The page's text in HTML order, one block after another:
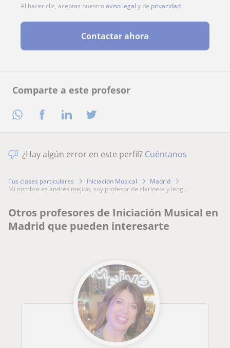
Comparte a este profesor
Al hacer clic, aceptas nuestroaviso legal y de privacidad
Contactar ahora
¿Hay algún error en este perfil? Cuéntanos
Tus clases particulares Iniciación Musical
Madrid
mi nombre es andrés mejido, soy profesor de clarinete y leng...
Otros profesores de Iniciación Musical en
Madrid que pueden interesarte